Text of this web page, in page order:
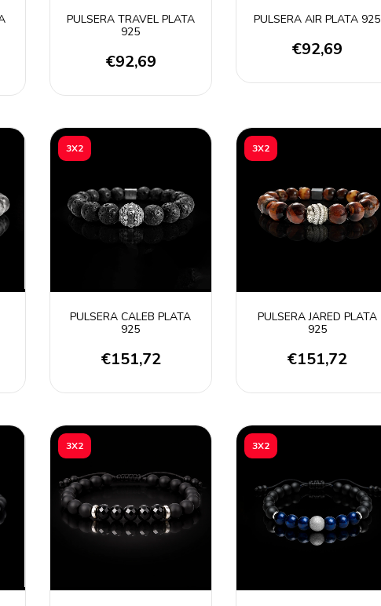
PULSERA TRAVEL PLATA
925
€92,69
PULSERA AIR PLATA 925
€92,69
3X2
PULSERA CALEB PLATA
925
€151,72
3X2
PULSERA JARED PLATA
925
€151,72
3X2 3X2